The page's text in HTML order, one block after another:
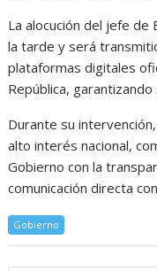
La alocución del jefe
la tarde y será
plataformas digitales
República, garantizando
Durante su
alto interés nacional,
Gobierno con la
comunicación directa
Gobierno